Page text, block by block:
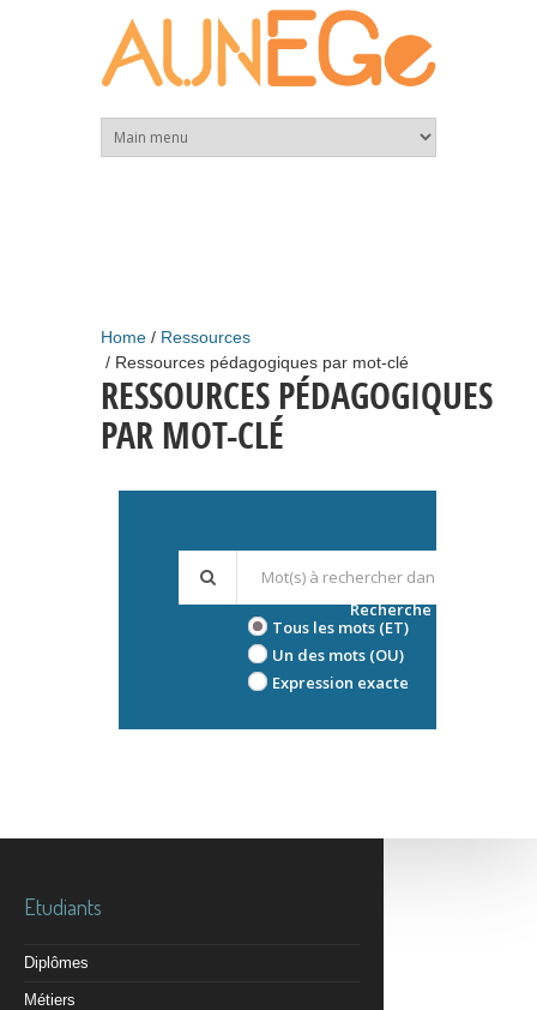
Home
Ressources
Ressources pédagogiques par mot-clé
RESSOURCES PÉDAGOGIQUES
PAR MOT-CLÉ
Tous les mots (ET)
Un des mots (OU)
Expression exacte
Recherche avancée
Etudiants
Diplômes
Métiers